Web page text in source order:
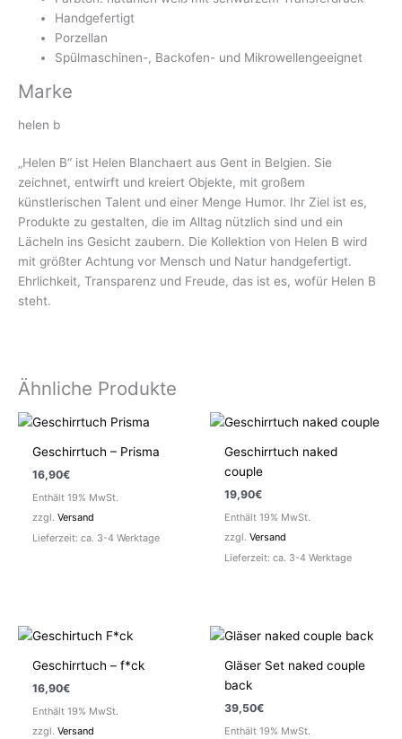
Handgefertigt
Porzellan
Spülmaschinen-, Backofen- und Mikrowellengeeignet
Marke
helen b
„Helen B“ ist Helen Blanchaert aus Gent in Belgien. Sie
zeichnet, entwirft und kreiert Objekte, mit großem
künstlerischen Talent und einer Menge Humor. Ihr Ziel ist es,
Produkte zu gestalten, die im Alltag nützlich sind und ein
Lächeln ins Gesicht zaubern. Die Kollektion von Helen B wird
mit größter Achtung vor Mensch und Natur handgefertigt.
Ehrlichkeit, Transparenz und Freude, das ist es, wofür Helen B
steht.
Ähnliche Produkte
Geschirrtuch – Prisma
16,90€
Enthält 19% MwSt.
zzgl.Versand
Lieferzeit: ca. 3-4 Werktage
Geschirrtuch naked
couple
19,90€
Enthält 19% MwSt.
zzgl.Versand
Lieferzeit: ca. 3-4 Werktage
Geschirrtuch – f*ck
16,90€
Enthält 19% MwSt.
zzgl.Versand
Gläser Set naked couple
back
39,50€
Enthält 19% MwSt.